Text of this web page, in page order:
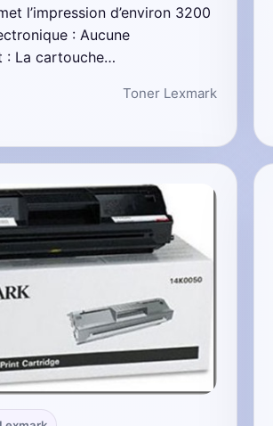
l’impression d’environ 3200
: Aucune
: La cartouche…
Toner Lexmark